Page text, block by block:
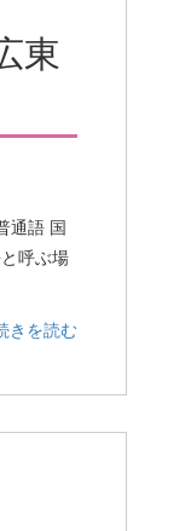
東
通語 国
呼ぶ場
きを読む